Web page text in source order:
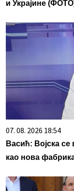
и Украјине
07. 08. 2026 18:54
Васић: Војска
као нова